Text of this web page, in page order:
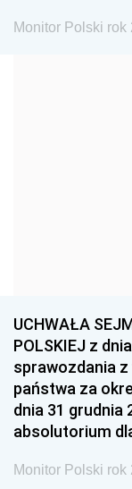
1975
1939
1936
Monitor Polski rok
UCHWAŁA
POLSKIEJ z
sprawozdania
państwa za
dnia 31 grudnia
absolutorium
Monitor Polski rok